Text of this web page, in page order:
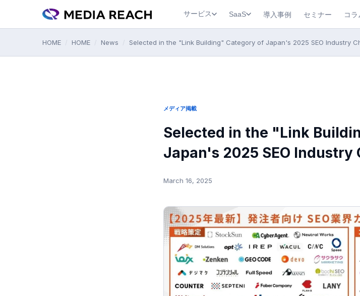
サービス SaaS 導入事例 セミナー コラ
HOME HOME News Selected in the "Link Building" Category of Japan's 2025 SEO Industry
メディア掲載
Selected in the "Link
Japan's 2025 SEO Industry
March 16, 2025